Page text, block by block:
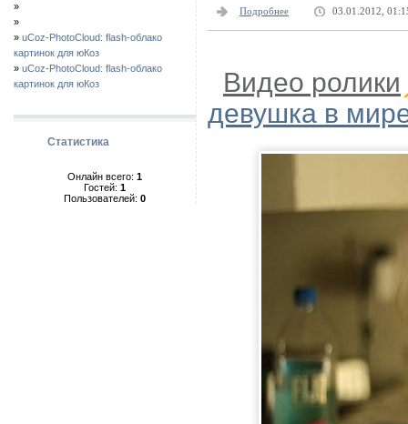
Подробнее 03.01.2012,
Видео ролики
девушка в
»
»
» uCoz-PhotoCloud: flash-облако
картинок для юКоз
» uCoz-PhotoCloud: flash-облако
картинок для юКоз
Статистика
Онлайн всего: 1
Гостей: 1
Пользователей: 0